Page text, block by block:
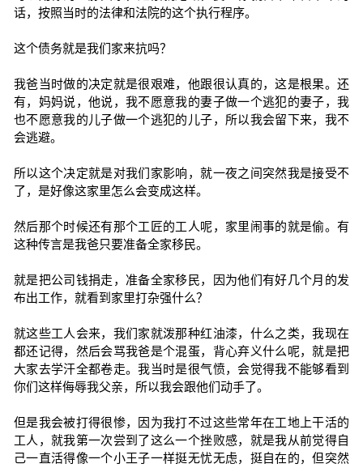
话，按照当时的法律和法院的这个执行程序。
这个债务就是我们家来抗吗？
我爸当时做的决定就是很艰难，他跟很认真的，这是根果。还
有，妈妈说，他说，我不愿意我的妻子做一个逃犯的妻子，我
也不愿意我的儿子做一个逃犯的儿子，所以我会留下来，我不
会逃避。
所以这个决定就是对我们家影响，就一夜之间突然我是接受不
了，是好像这家里怎么会变成这样。
然后那个时候还有那个工匠的工人呢，家里闹事的就是偷。有
这种传言是我爸只要准备全家移民。
就是把公司钱捐走，准备全家移民，因为他们有好几个月的发
布出工作，就看到家里打杂强什么？
就这些工人会来，我们家就泼那种红油漆，什么之类，我现在
都还记得，然后会骂我爸是个混蛋，背心弃义什么呢，就是把
大家去学汗全都卷走。我当时是很气愤，会觉得我不能够看到
你们这样侮辱我父亲，所以我会跟他们动手了。
但是我会被打得很惨，因为我打不过这些常年在工地上干活的
工人，就我第一次尝到了这么一个挫败感，就是我从前觉得自
己一直活得像一个小王子一样挺无忧无虑，挺自在的，但突然